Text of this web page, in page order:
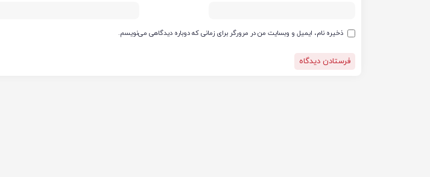
ذخیره نام، ایمیل و وبسایت من در مرورگر برای زمانی که دوباره دیدگاهی می‌نویسم.